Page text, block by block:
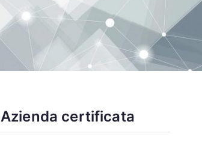
Azienda certificata